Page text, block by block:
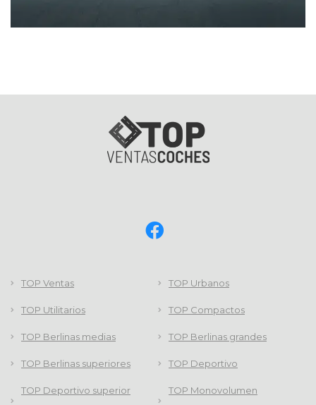
TOP Ventas TOP Urbanos
TOP Utilitarios TOP Compactos
TOP Berlinas medias TOP Berlinas grandes
TOP Berlinas superiores TOP Deportivo
TOP Deportivo superior
TOP Monovolumen